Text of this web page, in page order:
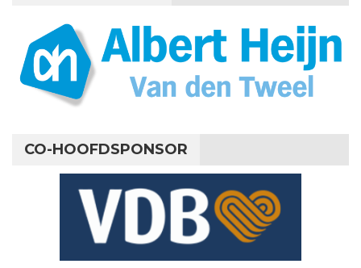
CO-HOOFDSPONSOR